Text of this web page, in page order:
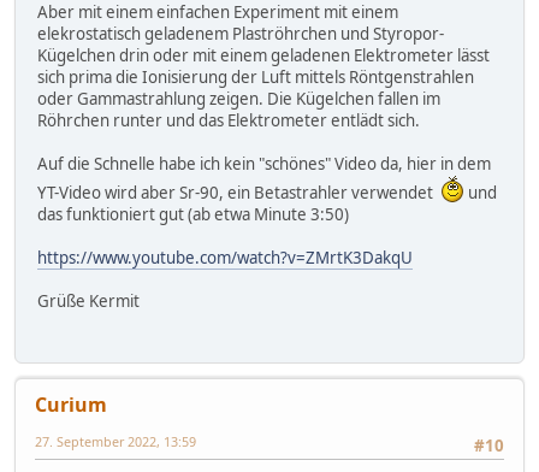
Aber mit einem einfachen Experiment mit einem
elekrostatisch geladenem Plaströhrchen und Styropor-
Kügelchen drin oder mit einem geladenen Elektrometer lässt
sich prima die Ionisierung der Luft mittels Röntgenstrahlen
oder Gammastrahlung zeigen. Die Kügelchen fallen im
Röhrchen runter und das Elektrometer entlädt sich.
Auf die Schnelle habe ich kein "schönes" Video da, hier in dem
YT-Video wird aber Sr-90, ein Betastrahler verwendet
und
das funktioniert gut (ab etwa Minute 3:50)
https://www.youtube.com/watch?v=ZMrtK3DakqU
Grüße Kermit
Curium
#10
27. September 2022, 13:59